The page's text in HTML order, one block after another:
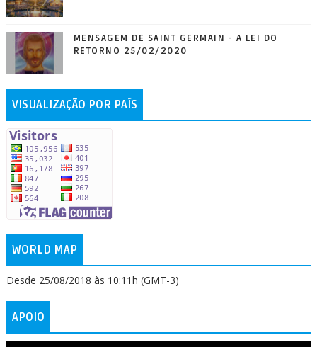
MENSAGEM DE SAINT GERMAIN - A LEI DO
RETORNO 25/02/2020
VISUALIZAÇÃO POR PAÍS
WORLD MAP
Desde 25/08/2018 às 10:11h (GMT-3)
APOIO